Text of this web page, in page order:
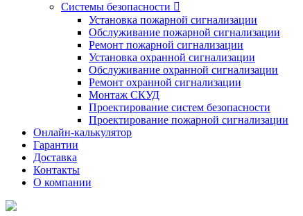
Системы безопасности 
Установка пожарной сигнализации
Обслуживание пожарной сигнализации
Ремонт пожарной сигнализации
Установка охранной сигнализации
Обслуживание охранной сигнализации
Ремонт охранной сигнализации
Монтаж СКУД
Проектирование систем безопасности
Проектирование пожарной сигнализации
Онлайн-калькулятор
Гарантии
Доставка
Контакты
О компании